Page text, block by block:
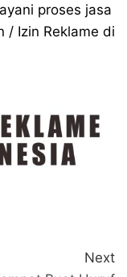
proses jasa
/ Izin Reklame di
Next